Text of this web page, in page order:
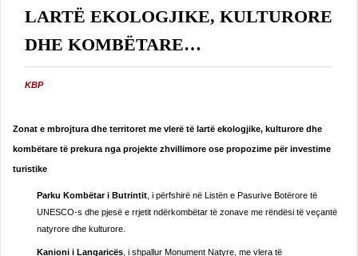
LARTË EKOLOGJIKE, KULTURORE
DHE KOMBËTARE…
KBP
Zonat e mbrojtura dhe territoret me vlerë të lartë ekologjike, kulturore dhe
kombëtare të prekura nga projekte zhvillimore ose propozime për investime
turistike
Parku Kombëtar i Butrintit , i përfshirë në Listën e Pasurive Botërore të
UNESCO-s dhe pjesë e rrjetit ndërkombëtar të zonave me rëndësi të veçantë
natyrore dhe kulturore.
Kanioni i Langaricës , i shpallur Monument Natyre, me vlera të